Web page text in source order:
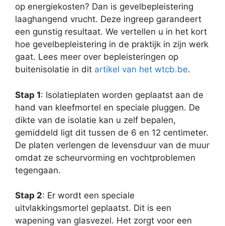
op energiekosten? Dan is gevelbepleistering
laaghangend vrucht. Deze ingreep garandeert
een gunstig resultaat. We vertellen u in het kort
hoe gevelbepleistering in de praktijk in zijn werk
gaat. Lees meer over bepleisteringen op
buitenisolatie in dit artikel van het wtcb.be.
Stap 1: Isolatieplaten worden geplaatst aan de
hand van kleefmortel en speciale pluggen. De
dikte van de isolatie kan u zelf bepalen,
gemiddeld ligt dit tussen de 6 en 12 centimeter.
De platen verlengen de levensduur van de muur
omdat ze scheurvorming en vochtproblemen
tegengaan.
Stap 2: Er wordt een speciale
uitvlakkingsmortel geplaatst. Dit is een
wapening van glasvezel. Het zorgt voor een